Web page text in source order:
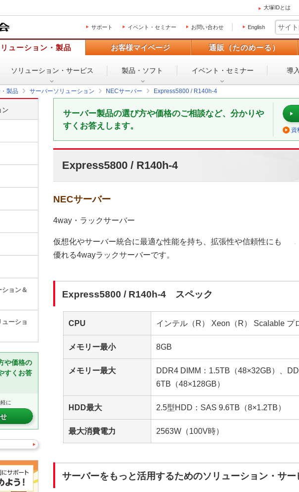
大塚IDとは
サポート イベント・セミナー お問い合わせ English
ューション・製品 お客様マイページ 通販（たのめーる）
ソリューション・ サービス 製品・ソフト イベント・ セミナー 導
製品 サーバーソリューション NECサーバー Express5800 / R140h-4
サーバー製品の選び方や価格のご相談など、分かりや
すくお答えします。
資
Express5800 / R140h-4
NECサーバー
4way・ラックサーバー
仮想化やサーバー統合に最適な性能を持ち、拡張性や信頼性にも
優れる4wayラックサーバーです。
Express5800 / R140h-4 スペック
CPU インテル（R） Xeon（R） Scalable プ
メモリー最小 8GB
メモリー最大
DDR4 DIMM：1.5TB（48×32GB）、
6TB（48×128GB）
HDD最大 2.5型HDD：SAS 9.6TB（8×1.2TB）
最大消費電力 2563W（100V時）
サーバーをもっと活用するためのソリューション・サー
ン
ョン＆
ーショ
や価格の
すくお答
に